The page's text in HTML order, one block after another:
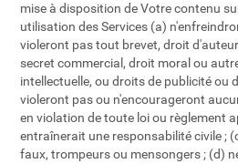
mise à disposition de Votre contenu
utilisation des Services (a)
violeront pas tout brevet, droit
secret commercial, droit moral ou
intellectuelle, ou droits de publicité ou
violeront pas ou n'encourageront
en violation de toute loi ou règlement
entraînerait une responsabilité civile ;
faux, trompeurs ou mensongers ; (d)